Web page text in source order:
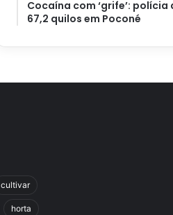
Cocaína com ‘grife’: polícia
67,2 quilos em Poconé
cultivar
horta